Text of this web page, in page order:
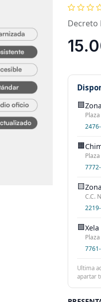
Decreto
🟦
🟧
🟨
C.C.
🟩Xela
Ultima
apartar